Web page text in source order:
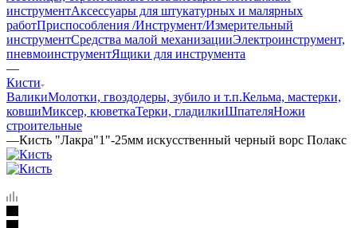
инструментАксессуары для штукатурных и малярных
работПриспособления /Инструмент/Измерительный
инструментСредства малой механизацииЭлектроинструмент,
пневмоинструментЯщики для инструмента
—
Кисти
ВаликиМолотки, гвоздодеры, зубило и т.п.Кельма, мастерки,
ковшиМиксер, кюветкаТерки, гладилкиШпателяНожи
строительные
—Кисть "Лакра"1"-25мм искусственный черный ворс Полакс